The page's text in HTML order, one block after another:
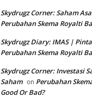
Skydrugz Corner: Saham
Perubahan Skema Royalti
Skydrugz Diary: IMAS |
Perubahan Skema Royalti
Skydrugz Corner: Investasi
Saham on Perubahan
Good Or Bad?